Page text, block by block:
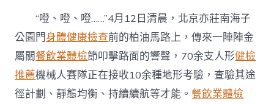
懸
念
拉
滿：
沖
線
第
一
“噔、噔、噔……”4月12日清晨，北京亦莊南海子
公園門身體健康檢查前的柏油馬路上，傳來一陣陣金
屬關餐飲業體檢節叩擊路面的響聲，70余支人形健檢
推薦機械人賽隊正在接收10余種地形考驗，查驗其途
徑計劃、靜態均衡、持續續航等才能。 餐飲業體檢